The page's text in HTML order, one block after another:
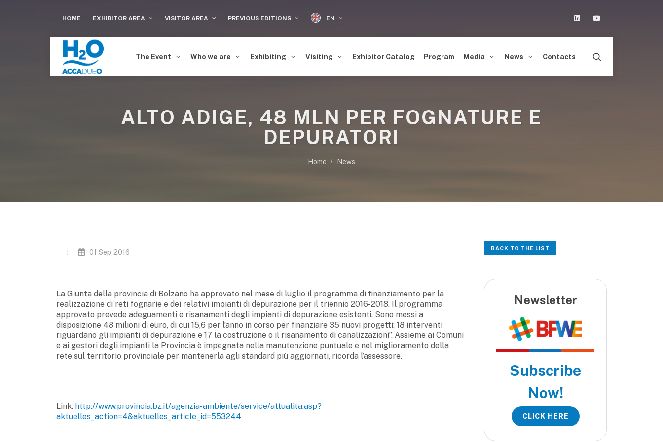
HOME EXHIBITOR AREA VISITOR AREA PREVIOUS EDITIONS EN Linkedin
The Event Who we are Exhibiting Visiting Exhibitor Catalog Program Media News Contacts
ALTO ADIGE, 48 MLN PER FOGNATURE E
DEPURATORI
Home News
01 Sep 2016
La Giunta della provincia di Bolzano ha approvato nel mese di luglio il programma di finanziamento per la
realizzazione di reti fognarie e dei relativi impianti di depurazione per il triennio 2016-2018. Il programma
approvato prevede adeguamenti e risanamenti degli impianti di depurazione esistenti. Sono messi a
disposizione 48 milioni di euro, di cui 15,6 per l’anno in corso per finanziare 35 nuovi progetti: 18 interventi
riguardano gli impianti di depurazione e 17 la costruzione o il risanamento di canalizzazioni”. Assieme ai Comuni
e ai gestori degli impianti la Provincia è impegnata nella manutenzione puntuale e nel miglioramento della
rete sul territorio provinciale per mantenerla agli standard più aggiornati, ricorda l’assessore.
Link: http://www.provincia.bz.it/agenzia-ambiente/service/attualita.asp?
aktuelles_action=4&aktuelles_article_id=553244
BACK TO THE LIST
Newsletter
Subscribe
Now!
CLICK HERE